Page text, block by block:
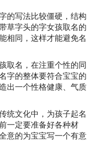
的写法比较僵硬，结构
草字头的字女孩取名的
相同，这样才能避免名
取名，在注重个性的同
字的整体要符合宝宝的
出一个性格健康、气质
统文化中，为孩子起名
一定要准备好各种材
意的为宝宝写一个有意